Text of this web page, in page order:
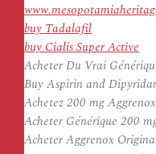
buy Tadalafil
buy Cialis Super Active
Acheter Du Vrai
Buy Aspirin and
Achetez 200 mg
Acheter Générique 200
Acheter Aggrenox